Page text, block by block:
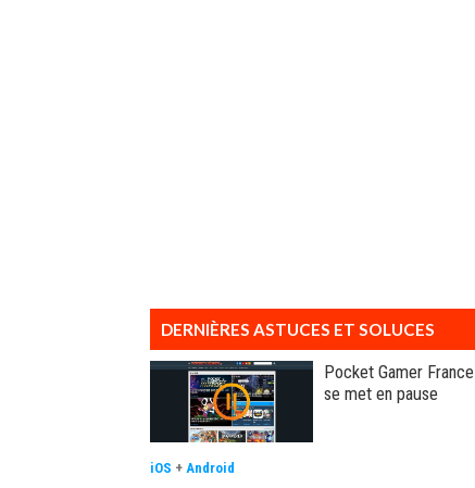
DERNIÈRES ASTUCES ET SOLUCES
Pocket Gamer France
se met en pause
iOS + Android